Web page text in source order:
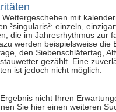
Wettergeschehen mit
³singularis²: einzeln,
die im Jahresrhythmus zur
werden beispielsweise die
den Siebenschläfertag,
gezählt. Eine
ist jedoch nicht möglich.
nicht Ihren
Sie hier einen weiteren